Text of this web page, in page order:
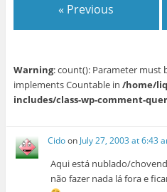
« Previous
Warning: count(): Parameter must
implements Countable in /home/
includes/class-wp-comment-
Cidoon July 27, 2003 at 6:43
Aqui está nublado/
não fazer nada lá fora e